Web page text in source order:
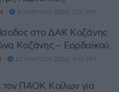
8 ΑΠΡΙΛΊΟΥ 2026, 7:01 ΜΜ
στο ΔΑΚ Κοζάνης
Κοζάνης – Εορδαϊκού
27 ΜΑΡΤΊΟΥ 2026, 9:07 ΠΜ
τον ΠΑΟΚ Κοίλων για